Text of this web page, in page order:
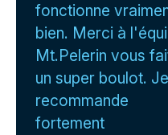
fonctionne
bien. Merci à
Mt.Pelerin vous
un super boulot. Je
recommande
fortement